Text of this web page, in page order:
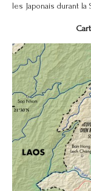
les Japonais durant la